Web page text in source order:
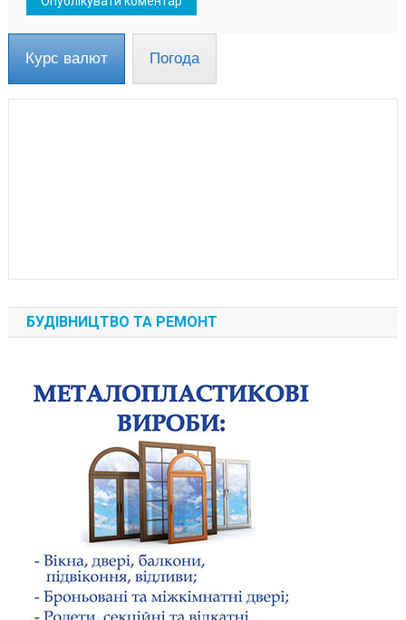
Курс валют Погода
БУДІВНИЦТВО ТА РЕМОНТ